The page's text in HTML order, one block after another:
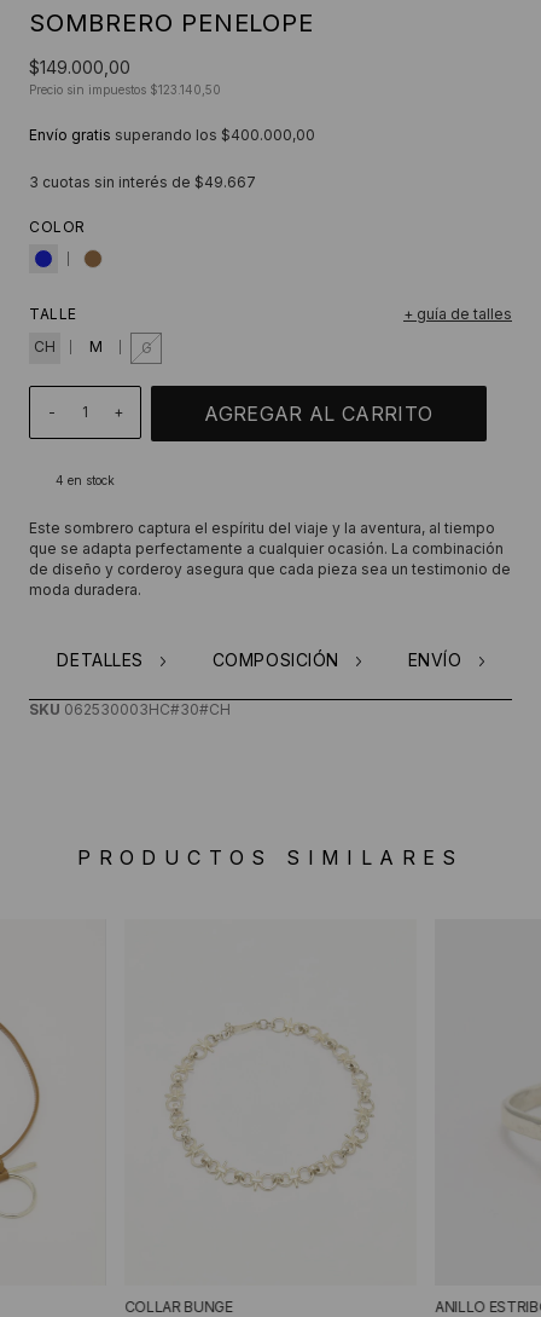
SOMBRERO PENELOPE
$149.000,00
Precio sin impuestos $123.140,50
Envío gratis superando los $400.000,00
3 cuotas sin interés de $49.667
COLOR
TALLE
+ guía de talles
CH
M G
- +
4 en stock
Este sombrero captura el espíritu del viaje y la aventura, al tiempo
que se adapta perfectamente a cualquier ocasión. La combinación
de diseño y corderoy asegura que cada pieza sea un testimonio de
moda duradera.
DETALLES COMPOSICIÓN ENVÍO
SKU 062530003HC#30#CH
PRODUCTOS SIMILARES
COLLAR BUNGE
ANILLO